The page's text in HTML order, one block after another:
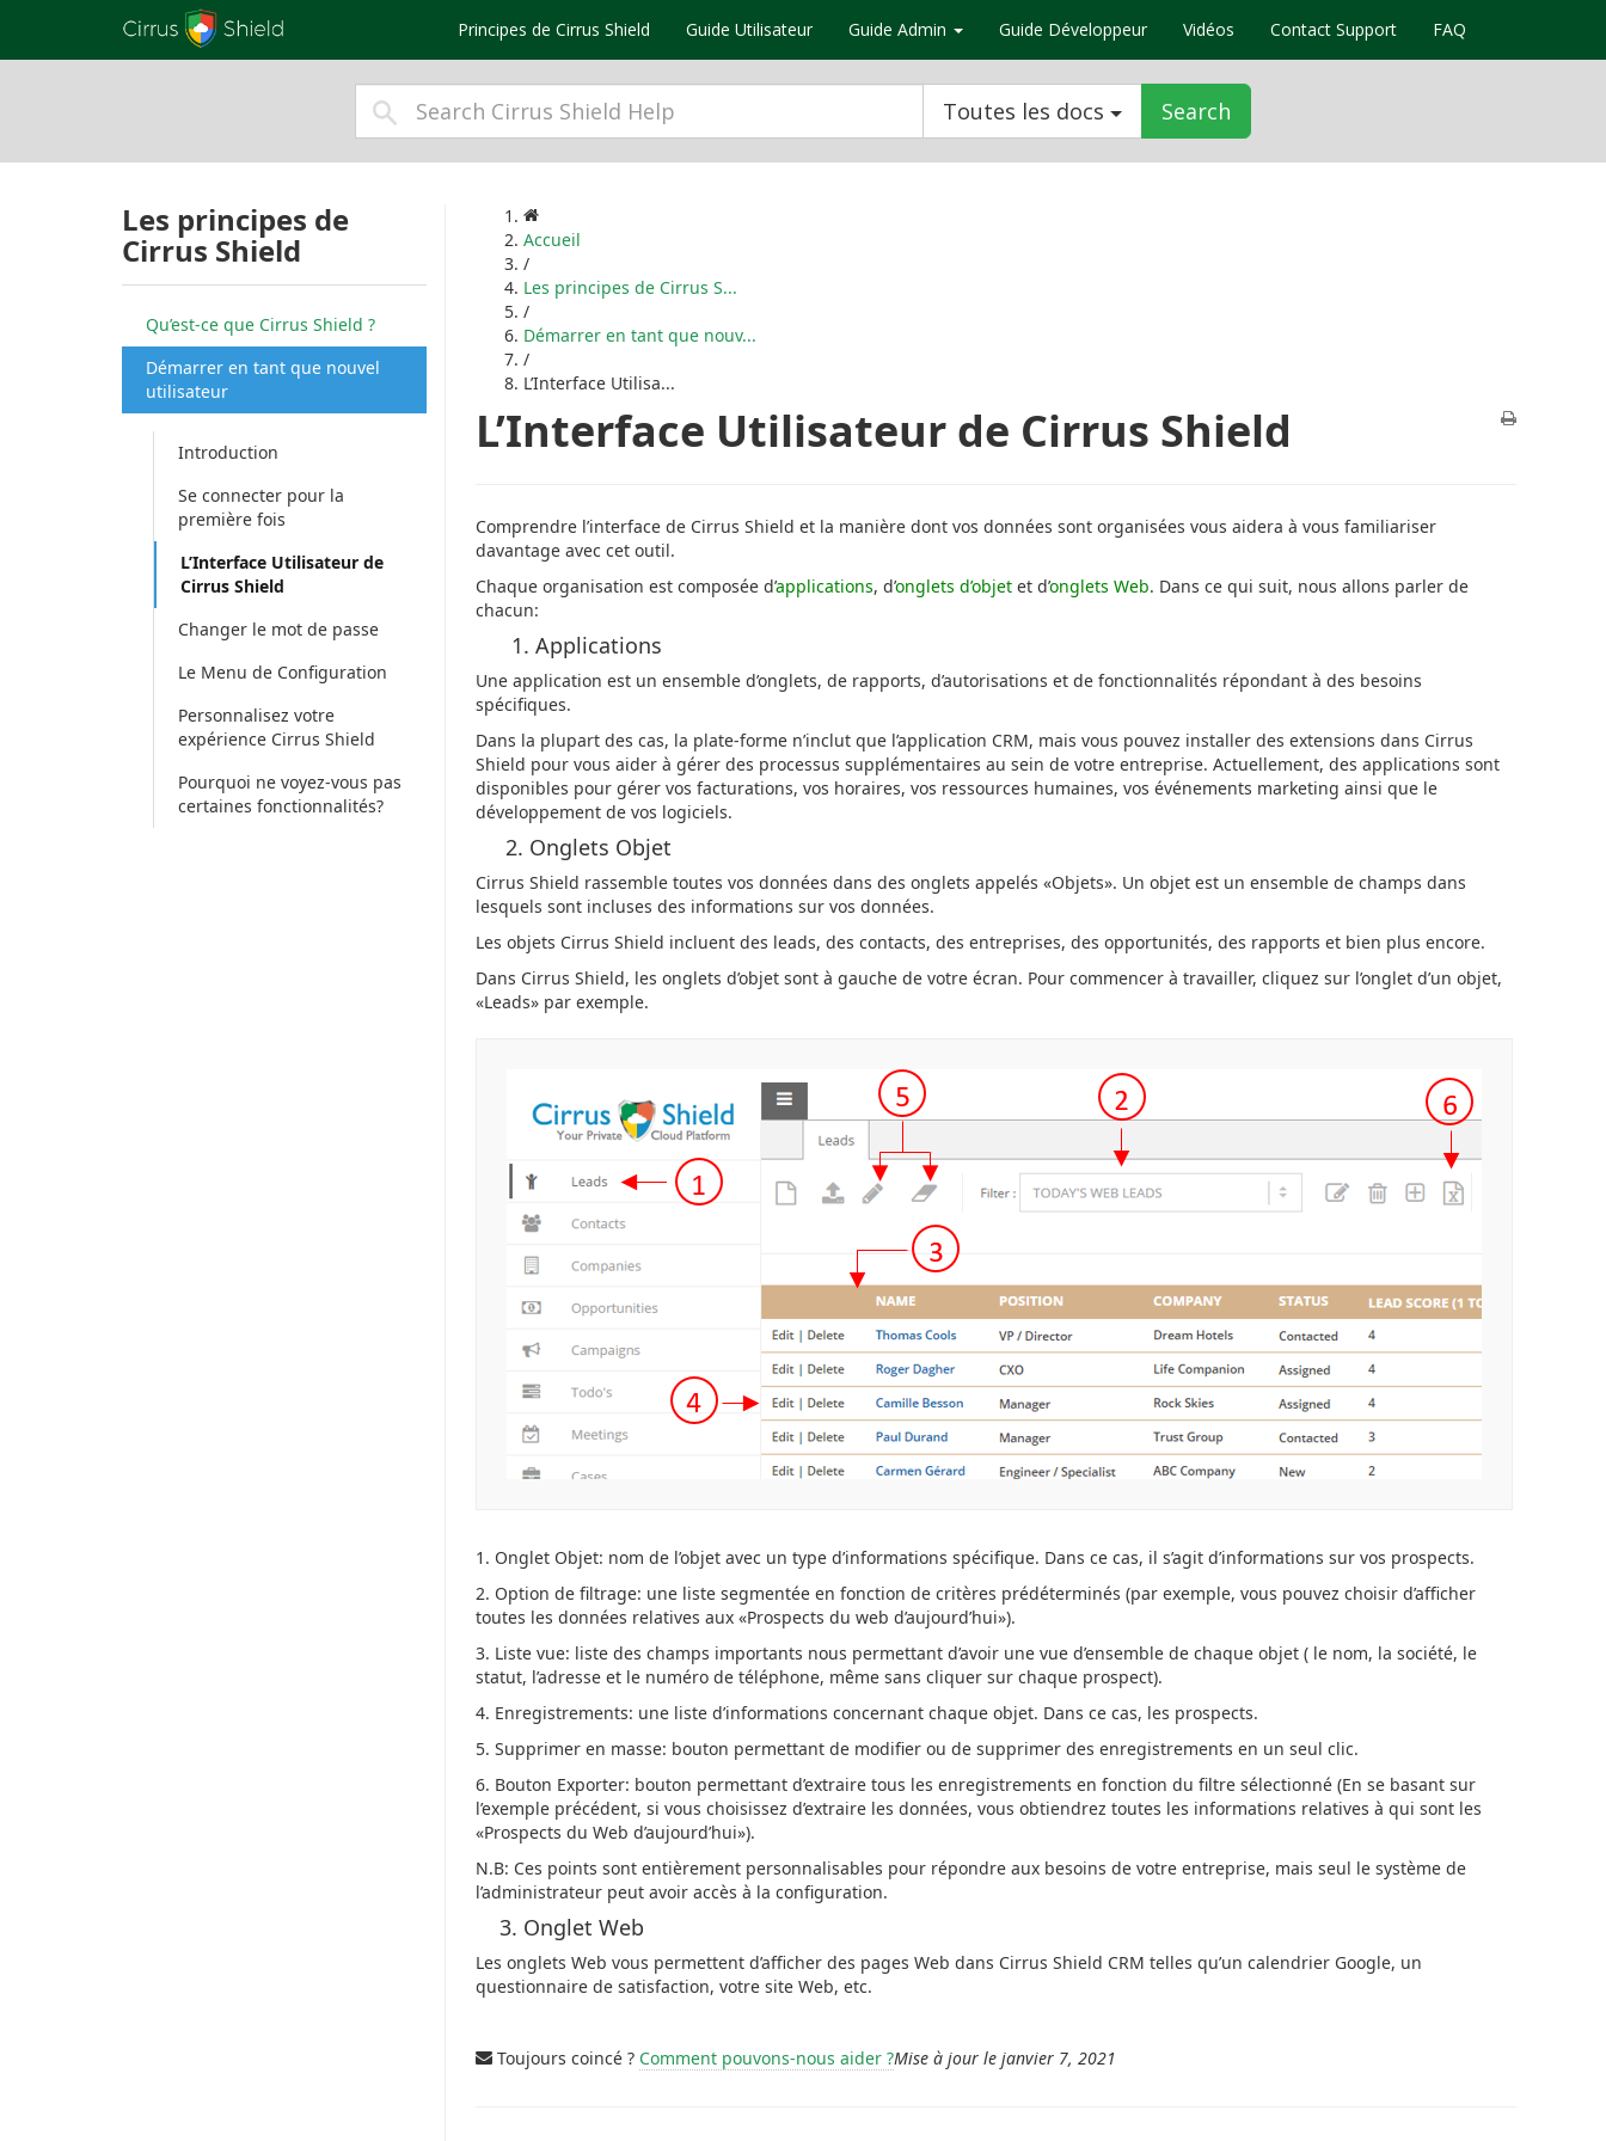
Principes de Cirrus Shield Guide Utilisateur Guide Admin Guide Développeur Vidéos Contact Support FAQ
Toutes les docs Search
Les principes de
Cirrus Shield
Qu’est-ce que Cirrus Shield ?
Démarrer en tant que nouvel
utilisateur
Introduction
Se connecter pour la
première fois
L’Interface Utilisateur de
Cirrus Shield
Changer le mot de passe
Le Menu de Configuration
Personnalisez votre
expérience Cirrus Shield
Pourquoi ne voyez-vous pas
certaines fonctionnalités?
Accueil
/
Les principes de Cirrus S...
/
Démarrer en tant que nouv...
/
L’Interface Utilisa...
L’Interface Utilisateur de Cirrus Shield
Comprendre l’interface de Cirrus Shield et la manière dont vos données sont organisées vous aidera à vous familiariser
davantage avec cet outil.
Chaque organisation est composée d’applications, d’onglets d’objet et d’onglets Web. Dans ce qui suit, nous allons parler de
chacun:
1. Applications
Une application est un ensemble d’onglets, de rapports, d’autorisations et de fonctionnalités répondant à des besoins
spécifiques.
Dans la plupart des cas, la plate-forme n’inclut que l’application CRM, mais vous pouvez installer des extensions dans Cirrus
Shield pour vous aider à gérer des processus supplémentaires au sein de votre entreprise. Actuellement, des applications sont
disponibles pour gérer vos facturations, vos horaires, vos ressources humaines, vos événements marketing ainsi que le
développement de vos logiciels.
2. Onglets Objet
Cirrus Shield rassemble toutes vos données dans des onglets appelés «Objets». Un objet est un ensemble de champs dans
lesquels sont incluses des informations sur vos données.
Les objets Cirrus Shield incluent des leads, des contacts, des entreprises, des opportunités, des rapports et bien plus encore.
Dans Cirrus Shield, les onglets d’objet sont à gauche de votre écran. Pour commencer à travailler, cliquez sur l’onglet d’un objet,
«Leads» par exemple.
1. Onglet Objet: nom de l’objet avec un type d’informations spécifique. Dans ce cas, il s’agit d’informations sur vos prospects.
2. Option de filtrage: une liste segmentée en fonction de critères prédéterminés (par exemple, vous pouvez choisir d’afficher
toutes les données relatives aux «Prospects du web d’aujourd’hui»).
3. Liste vue: liste des champs importants nous permettant d’avoir une vue d’ensemble de chaque objet ( le nom, la société, le
statut, l’adresse et le numéro de téléphone, même sans cliquer sur chaque prospect).
4. Enregistrements: une liste d’informations concernant chaque objet. Dans ce cas, les prospects.
5. Supprimer en masse: bouton permettant de modifier ou de supprimer des enregistrements en un seul clic.
6. Bouton Exporter: bouton permettant d’extraire tous les enregistrements en fonction du filtre sélectionné (En se basant sur
l’exemple précédent, si vous choisissez d’extraire les données, vous obtiendrez toutes les informations relatives à qui sont les
«Prospects du Web d’aujourd’hui»).
N.B: Ces points sont entièrement personnalisables pour répondre aux besoins de votre entreprise, mais seul le système de
l’administrateur peut avoir accès à la configuration.
3. Onglet Web
Les onglets Web vous permettent d’afficher des pages Web dans Cirrus Shield CRM telles qu’un calendrier Google, un
questionnaire de satisfaction, votre site Web, etc.
Toujours coincé ? Comment pouvons-nous aider ?Mise à jour le janvier 7, 2021